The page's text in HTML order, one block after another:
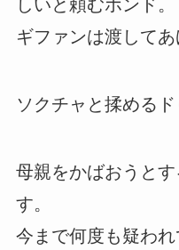
しいと頼むホンド。
ギファンは渡してあ
ソクチャと揉めるド
母親をかばおうと
す。
今まで何度も疑わ